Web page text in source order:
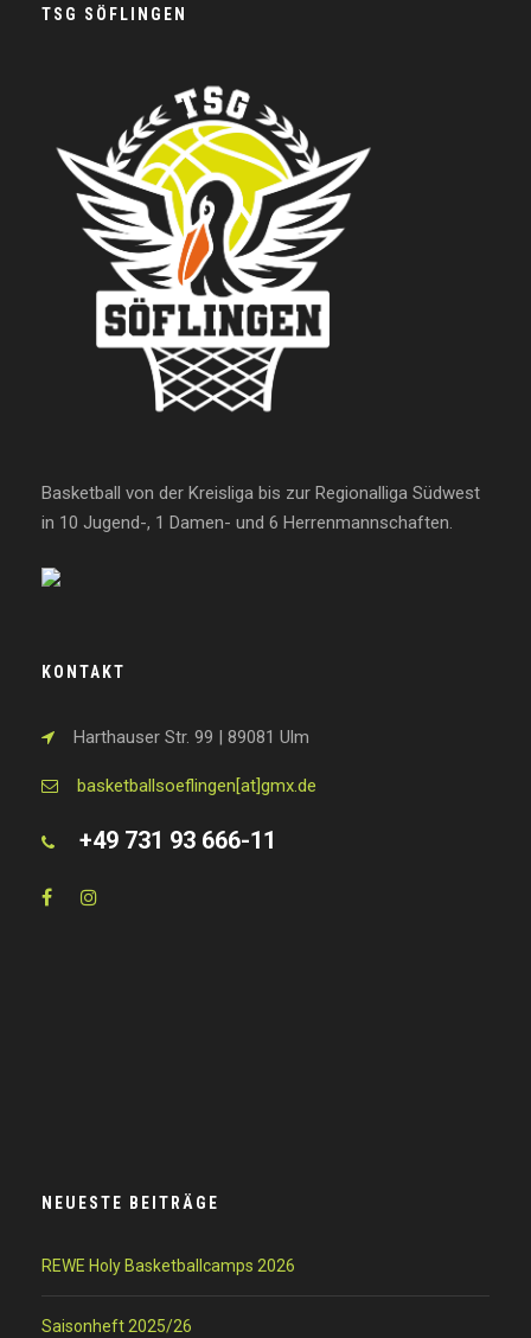
TSG SÖFLINGEN
Basketball von der Kreisliga bis zur Regionalliga Südwest
in 10 Jugend-, 1 Damen- und 6 Herrenmannschaften.
KONTAKT
Harthauser Str. 99 | 89081 Ulm
basketballsoeflingen[at]gmx.de
+49 731 93 666-11
NEUESTE BEITRÄGE
REWE Holy Basketballcamps 2026
Saisonheft 2025/26